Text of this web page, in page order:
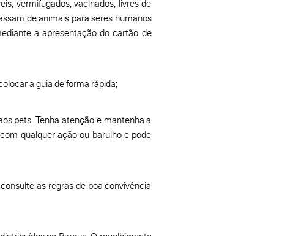
vermifugados, vacinados, livres de
de animais para seres humanos
a apresentação do cartão de
a guia de forma rápida;
pets. Tenha atenção e mantenha a
qualquer ação ou barulho e pode
as regras de boa convivência